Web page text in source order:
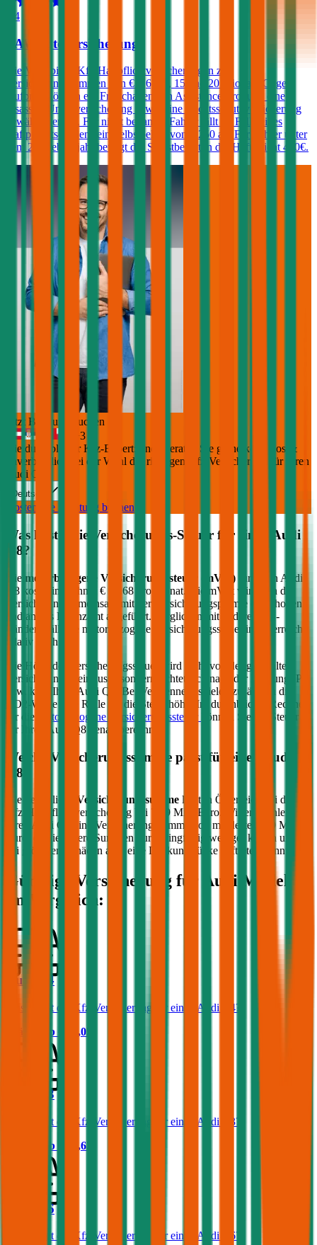
4,4
VAV Autoversicherung
Die VAV bietet Kfz-Haftpflichtversicherungen zu
Versicherungssummen von € 7,6, 10, 15 und 20 Mio. an. Gegen
Aufpreis können ein Freischaden, ein Assistance-Produkt, eine
Insassen-Unfallversicherung sowie eine Rechtsschutzversicherung
gewählt werden. Für nicht benannte Fahrer fällt im Falle eines
Haftpflichtschadens ein Selbstbehalt von € 250 an. Für Fahrer unter
dem 23. Lebensjahr beträgt der Selbstbehalt in der Haftpflicht 400€.
Jetzt Beratung buchen
+3
Die durchblicker Kfz-Expert:innen beraten Sie gerne kostenlos &
unverbindlich bei der Wahl der richtigen Kfz-Versicherung für Ihren
Audi Q8
Deutsch
Kostenlose Beratung buchen
Was kostet die Versicherungs-Steuer für einen
Audi
Q8 ?
Die motorbezogene Versicherungssteuer (mVSt) für einen Audi
Q8 kostet im Schnitt € 91,68 pro Monat. Die mVSt wird von der
Versicherung gemeinsam mit der Versicherungsprämie eingehoben
und an das Finanzamt abgeführt. Verglichen mit anderen EU-
Ländern fällt die motorbezogene Versicherungssteuer in Österreich
relativ hoch aus.
Die Höhe der Versicherungssteuer wird nicht von der gewählten
Versicherung beeinflusst, sondern richtet sich nach der Leistung (PS
bzw. kW) Ihres
Audi Q8
. Bei Verbrennern spielen zusätzlich die
CO2-Werte eine Rolle für die Steuerhöhe. Im durchblicker Rechner
für die
motorbezogene Versicherungssteuer
können Sie die Steuer
für Ihren
Audi Q8 genau berechnen.
Welche Versicherungssumme passt für einen
Audi
Q8
Die gesetzliche Versicherungssumme liegt in Österreich bei der
Kfz-Haftpflichtversicherung bei 7,79 Mio. Euro. Wir empfehlen für
Ihren
Audi Q8
eine Versicherungssumme von mindestens 20 Mio.
Euro, da niedrigere Summen nur geringfügig weniger kosten und
bei größeren Schäden aber eine Deckungslücke auftreten könnte.
Günstige Versicherung für Audi Modelle
im Vergleich:
Audi A4
Was kostet die Kfz-Versicherung für einen Audi A4?
Prämie ab
€ 87,05
Audi A3
Was kostet die Kfz-Versicherung für einen Audi A3?
Prämie ab
€ 54,63
Audi A6
Was kostet die Kfz-Versicherung für einen Audi A6?